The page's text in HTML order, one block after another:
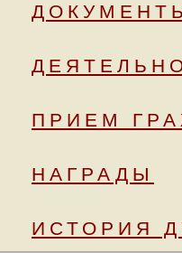
ПРИЕМ
НАГРАДЫ
ИСТОРИЯ